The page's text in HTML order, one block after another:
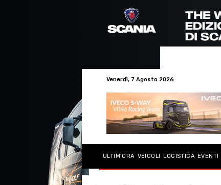
Venerdì, 7 Agosto 2026
ULTIM’ORA VEICOLI LOGISTICA EVENTI